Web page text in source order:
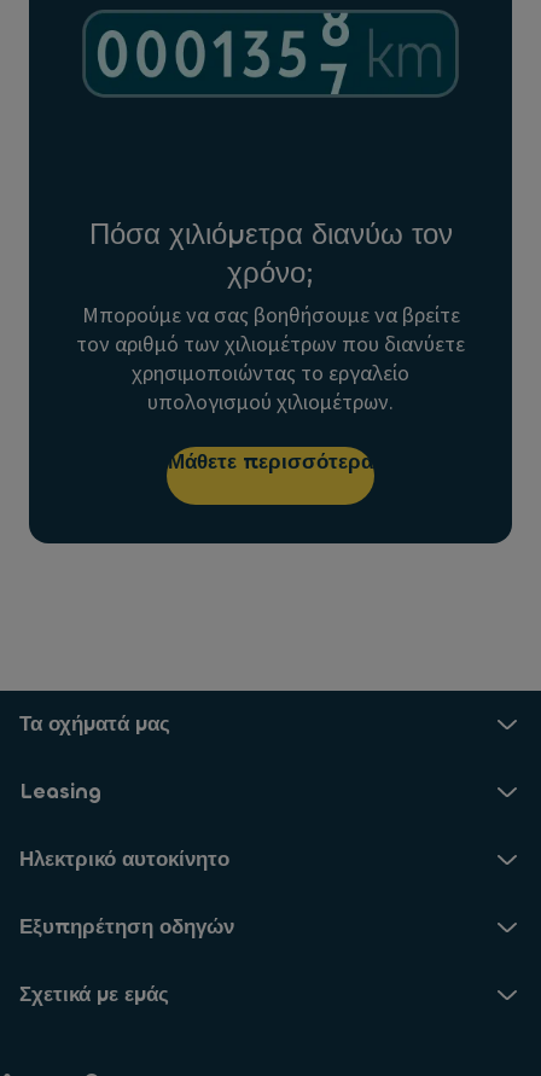
Πόσα χιλιόμετρα διανύω τον
χρόνο;
Μπορούμε να σας βοηθήσουμε να βρείτε
τον αριθμό των χιλιομέτρων που διανύετε
χρησιμοποιώντας το εργαλείο
υπολογισμού χιλιομέτρων.
Μάθετε περισσότερα
Τα οχήματά μας
Leasing
Ηλεκτρικό αυτοκίνητο
Εξυπηρέτηση οδηγών
Σχετικά με εμάς